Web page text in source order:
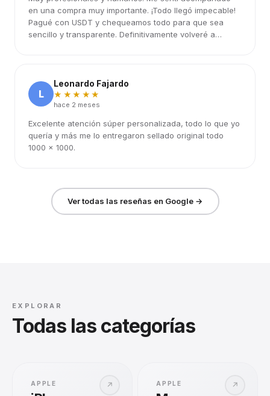
en una compra muy importante. ¡Todo llegó impecable!
Pagué con USDT y chequeamos todo para que sea
sencillo y transparente. Definitivamente volveré a
L
Leonardo Fajardo
★★★★★
hace 2 meses
Excelente atención súper personalizada, todo lo que yo
quería y más me lo entregaron sellado original todo
1000 x 1000.
Ver todas las reseñas en Google →
EXPLORAR
Todas las categorías
↗
APPLE ↗
APPLE